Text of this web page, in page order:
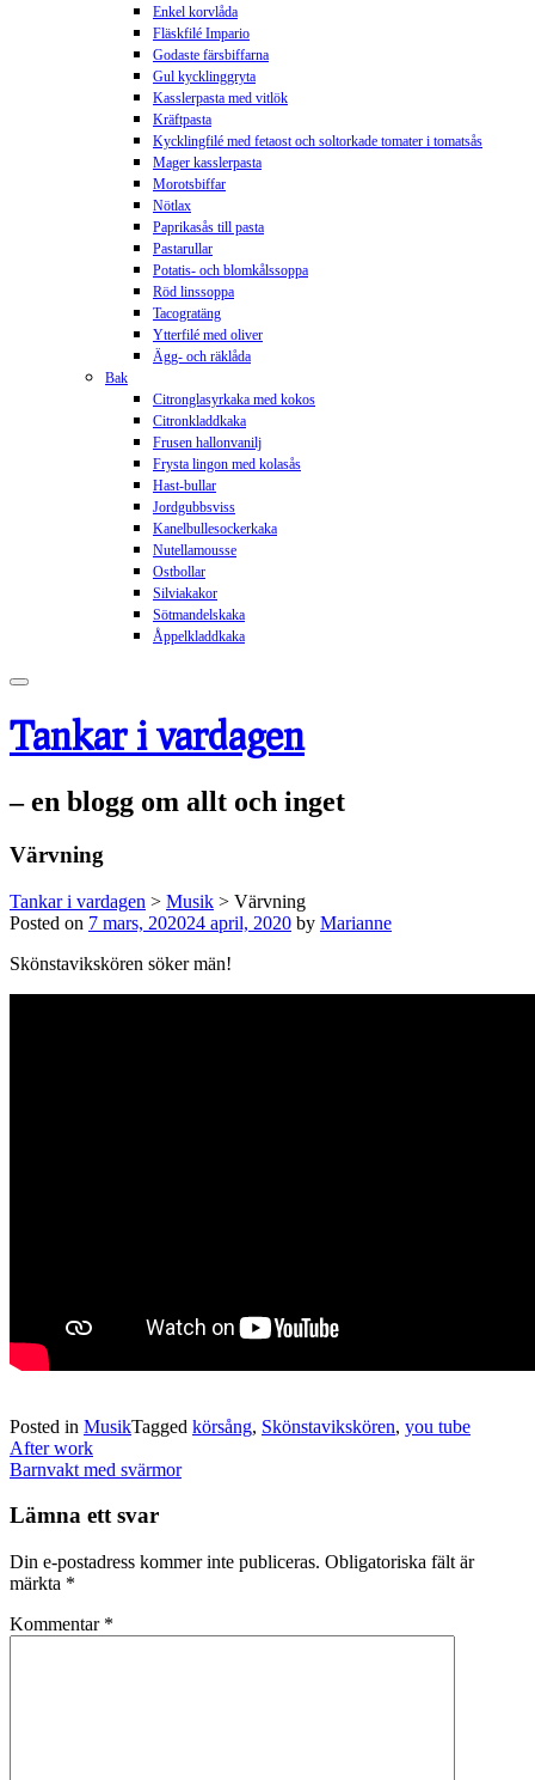
Enkel korvlåda
Fläskfilé Impario
Godaste färsbiffarna
Gul kycklinggryta
Kasslerpasta med vitlök
Kräftpasta
Kycklingfilé med fetaost och soltorkade tomater i tomatsås
Mager kasslerpasta
Morotsbiffar
Nötlax
Paprikasås till pasta
Pastarullar
Potatis- och blomkålssoppa
Röd linssoppa
Tacogratäng
Ytterfilé med oliver
Ägg- och räklåda
Bak
Citronglasyrkaka med kokos
Citronkladdkaka
Frusen hallonvanilj
Frysta lingon med kolasås
Hast-bullar
Jordgubbsviss
Kanelbullesockerkaka
Nutellamousse
Ostbollar
Silviakakor
Sötmandelskaka
Åppelkladdkaka
Tankar i vardagen
– en blogg om allt och inget
Värvning
Tankar i vardagen > Musik > Värvning
Posted on 7 mars, 202024 april, 2020 by Marianne
Skönstavikskören söker män!
Posted in MusikTagged körsång, Skönstavikskören, you tube
Post
navigation
After work
Barnvakt med svärmor
Lämna ett svar
Din e-postadress kommer inte publiceras. Obligatoriska fält är
märkta *
Kommentar *